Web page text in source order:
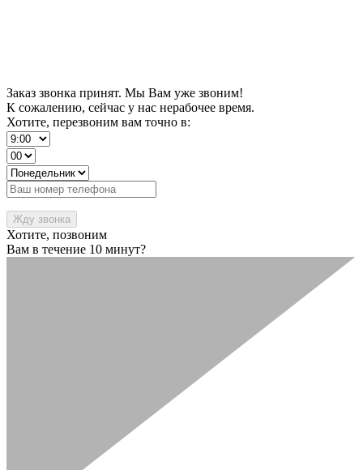
Заказ звонка принят. Мы Вам уже звоним!
К сожалению, сейчас у нас нерабочее время.
Хотите, перезвоним вам точно в:
Хотите, позвоним
Вам в течение 10 минут?